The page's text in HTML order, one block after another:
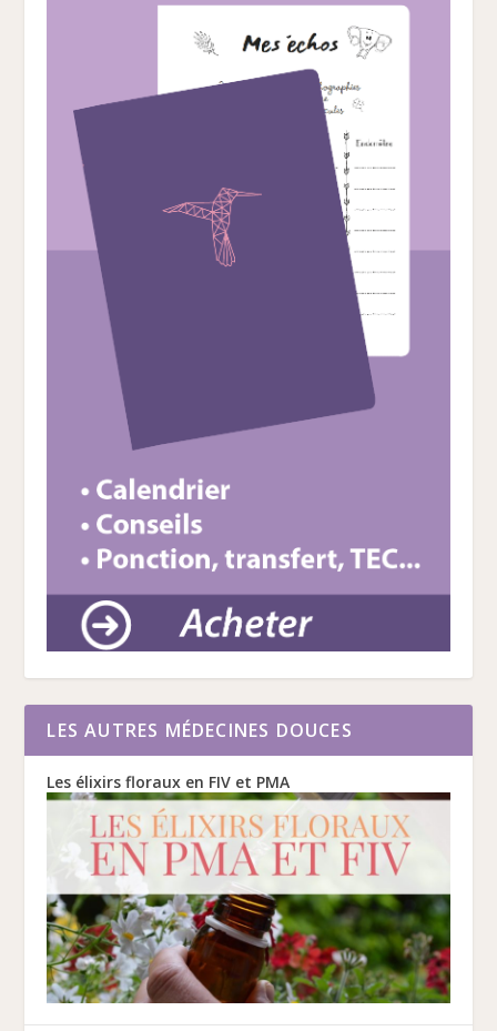
LES AUTRES MÉDECINES DOUCES
Les élixirs floraux en FIV et PMA